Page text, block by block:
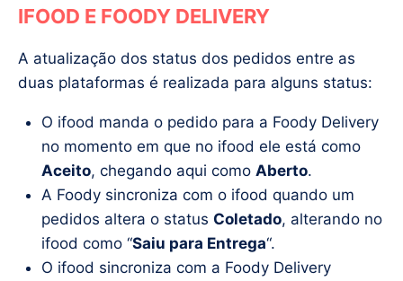
IFOOD E FOODY DELIVERY
A atualização dos status dos pedidos entre as
duas plataformas é realizada para alguns status:
O ifood manda o pedido para a Foody Delivery
no momento em que no ifood ele está como
Aceito, chegando aqui como Aberto.
A Foody sincroniza com o ifood quando um
pedidos altera o status Coletado, alterando no
ifood como “Saiu para Entrega“.
O ifood sincroniza com a Foody Delivery